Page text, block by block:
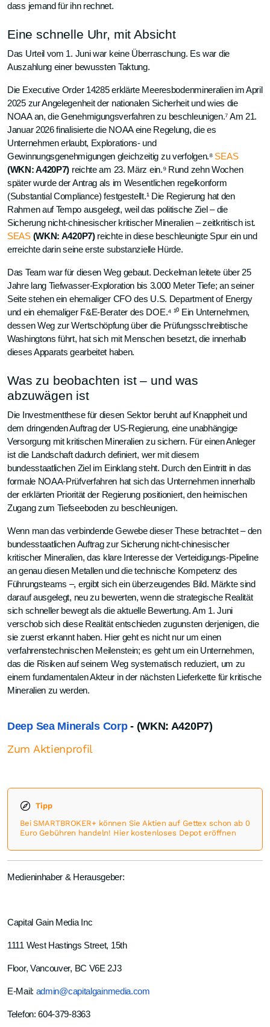
dass jemand für ihn rechnet.
Eine schnelle Uhr, mit Absicht
Das Urteil vom 1. Juni war keine Überraschung. Es war die
Auszahlung einer bewussten Taktung.
Die Executive Order 14285 erklärte Meeresbodenmineralien im April
2025 zur Angelegenheit der nationalen Sicherheit und wies die
NOAA an, die Genehmigungsverfahren zu beschleunigen.⁷ Am 21.
Januar 2026 finalisierte die NOAA eine Regelung, die es
Unternehmen erlaubt, Explorations- und
Gewinnungsgenehmigungen gleichzeitig zu verfolgen.⁸ SEAS
(WKN: A420P7) reichte am 23. März ein.⁹ Rund zehn Wochen
später wurde der Antrag als im Wesentlichen regelkonform
(Substantial Compliance) festgestellt.¹ Die Regierung hat den
Rahmen auf Tempo ausgelegt, weil das politische Ziel – die
Sicherung nicht-chinesischer kritischer Mineralien – zeitkritisch ist.
SEAS (WKN: A420P7)reichte in diese beschleunigte Spur ein und
erreichte darin seine erste substanzielle Hürde.
Das Team war für diesen Weg gebaut. Deckelman leitete über 25
Jahre lang Tiefwasser-Exploration bis 3.000 Meter Tiefe; an seiner
Seite stehen ein ehemaliger CFO des U.S. Department of Energy
und ein ehemaliger F&E-Berater des DOE.⁴ ¹⁰ Ein Unternehmen,
dessen Weg zur Wertschöpfung über die Prüfungsschreibtische
Washingtons führt, hat sich mit Menschen besetzt, die innerhalb
dieses Apparats gearbeitet haben.
Was zu beobachten ist – und was
abzuwägen ist
Die Investmentthese für diesen Sektor beruht auf Knappheit und
dem dringenden Auftrag der US-Regierung, eine unabhängige
Versorgung mit kritischen Mineralien zu sichern. Für einen Anleger
ist die Landschaft dadurch definiert, wer mit diesem
bundesstaatlichen Ziel im Einklang steht. Durch den Eintritt in das
formale NOAA-Prüfverfahren hat sich das Unternehmen innerhalb
der erklärten Priorität der Regierung positioniert, den heimischen
Zugang zum Tiefseeboden zu beschleunigen.
Wenn man das verbindende Gewebe dieser These betrachtet – den
bundesstaatlichen Auftrag zur Sicherung nicht-chinesischer
kritischer Mineralien, das klare Interesse der Verteidigungs-Pipeline
an genau diesen Metallen und die technische Kompetenz des
Führungsteams –, ergibt sich ein überzeugendes Bild. Märkte sind
darauf ausgelegt, neu zu bewerten, wenn die strategische Realität
sich schneller bewegt als die aktuelle Bewertung. Am 1. Juni
verschob sich diese Realität entschieden zugunsten derjenigen, die
sie zuerst erkannt haben. Hier geht es nicht nur um einen
verfahrenstechnischen Meilenstein; es geht um ein Unternehmen,
das die Risiken auf seinem Weg systematisch reduziert, um zu
einem fundamentalen Akteur in der nächsten Lieferkette für kritische
Mineralien zu werden.
Deep Sea Minerals Corp - (WKN: A420P7)
Zum Aktienprofil
Tipp
Bei SMARTBROKER+ können Sie Aktien auf Gettex schon ab 0
Euro Gebühren handeln! Hier kostenloses Depot eröffnen
Medieninhaber & Herausgeber:
Capital Gain Media Inc
1111 West Hastings Street, 15th
Floor, Vancouver, BC V6E 2J3
E-Mail: admin@capitalgainmedia.com
Telefon: 604-379-8363